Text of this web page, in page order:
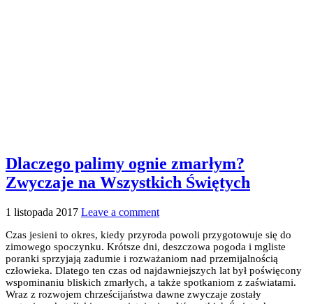
Dlaczego palimy ognie zmarłym?
Zwyczaje na Wszystkich Świętych
1 listopada 2017 Leave a comment
Czas jesieni to okres, kiedy przyroda powoli przygotowuje się do
zimowego spoczynku. Krótsze dni, deszczowa pogoda i mgliste
poranki sprzyjają zadumie i rozważaniom nad przemijalnością
człowieka. Dlatego ten czas od najdawniejszych lat był poświęcony
wspominaniu bliskich zmarłych, a także spotkaniom z zaświatami.
Wraz z rozwojem chrześcijaństwa dawne zwyczaje zostały